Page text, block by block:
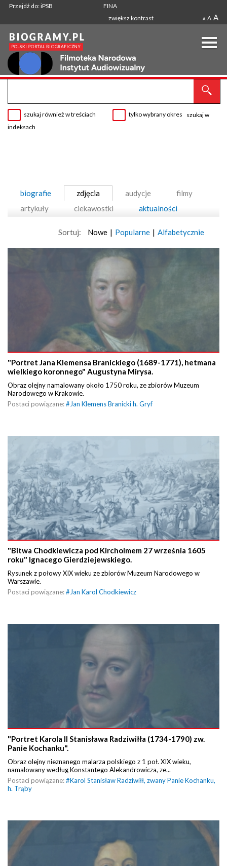
Przejdź do: iPSB
FINA
zwiększ kontrast
A A A
szukaj również w treściach tylko wybrany okres
szukaj w
indeksach
biografie zdjęcia audycje
filmy
artykuły
ciekawostki aktualności
Sortuj: Nowe | Popularne | Alfabetycznie
"Portret Jana Klemensa Branickiego (1689-1771), hetmana
wielkiego koronnego" Augustyna Mirysa.
Obraz olejny namalowany około 1750 roku, ze zbiorów Muzeum
Narodowego w Krakowie.
Postaci powiązane:# Jan Klemens Branicki h. Gryf
"Bitwa Chodkiewicza pod Kircholmem 27 września 1605
roku" Ignacego Gierdziejewskiego.
Rysunek z połowy XIX wieku ze zbiorów Muzeum Narodowego w
Warszawie.
Postaci powiązane:#Jan Karol Chodkiewicz
"Portret Karola II Stanisława Radziwiłła (1734-1790) zw.
Panie Kochanku".
Obraz olejny nieznanego malarza polskiego z 1 poł. XIX wieku,
namalowany według Konstantego Alekandrowicza, ze...
Postaci powiązane:#Karol Stanisław Radziwiłł, zwany Panie Kochanku,
h. Trąby